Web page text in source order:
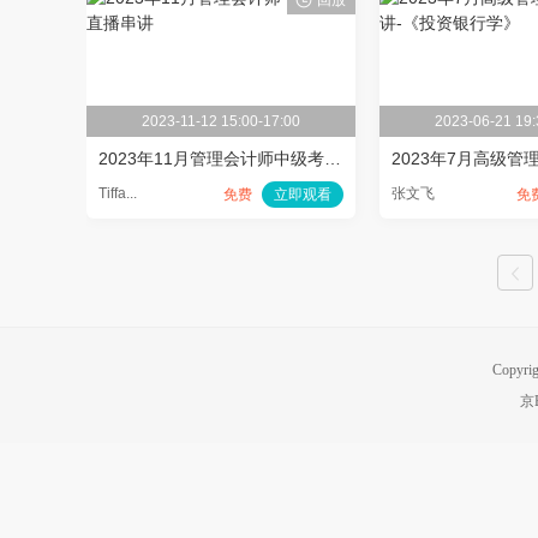
2023-11-12 15:00-17:00
Tiffa... 免费 立即观看
2023-06-21
张文飞 免
京